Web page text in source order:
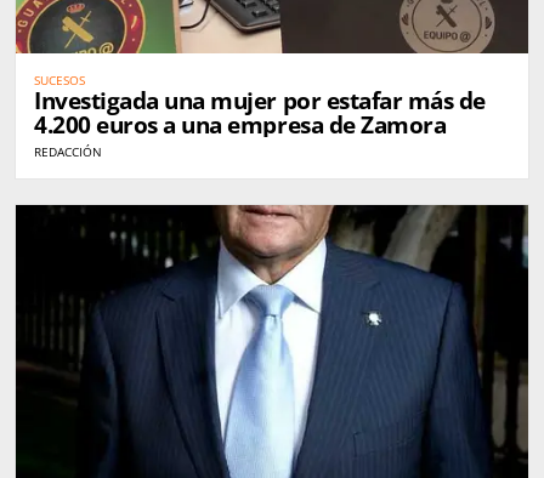
SUCESOS
Investigada una mujer por estafar más de
4.200 euros a una empresa de Zamora
REDACCIÓN